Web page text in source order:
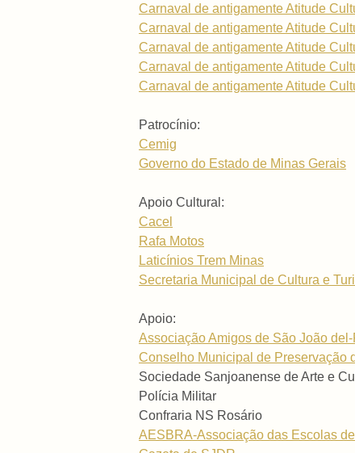
Carnaval de antigamente Atitude
Carnaval de antigamente Atitude
Carnaval de antigamente Atitude
Carnaval de antigamente Atitude
Carnaval de antigamente Atitude
Patrocínio:
Cemig
Governo do Estado de Minas Gerais
Apoio Cultural:
Cacel
Rafa Motos
Laticínios Trem Minas
Secretaria Municipal de Cultura e
Apoio:
Associação Amigos de São João
Conselho Municipal de Preservação
Sociedade Sanjoanense de Arte e
Polícia Militar
Confraria NS Rosário
AESBRA-Associação das Escolas